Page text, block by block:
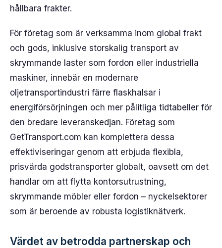
hållbara frakter.
För företag som är verksamma inom global frakt
och gods, inklusive storskalig transport av
skrymmande laster som fordon eller industriella
maskiner, innebär en modernare
oljetransportindustri färre flaskhalsar i
energiförsörjningen och mer pålitliga tidtabeller för
den bredare leveranskedjan. Företag som
GetTransport.com kan komplettera dessa
effektiviseringar genom att erbjuda flexibla,
prisvärda godstransporter globalt, oavsett om det
handlar om att flytta kontorsutrustning,
skrymmande möbler eller fordon – nyckelsektorer
som är beroende av robusta logistiknätverk.
Värdet av betrodda partnerskap och